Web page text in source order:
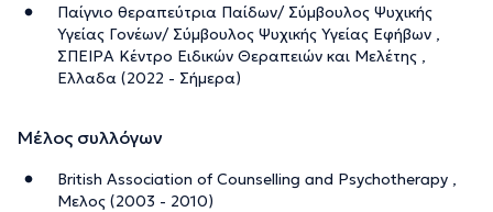
Παίγνιο θεραπεύτρια Παίδων/ Σύμβουλος Ψυχικής
Υγείας Γονέων/ Σύμβουλος Ψυχικής Υγείας Εφήβων ,
ΣΠΕΙΡΑ Κέντρο Ειδικών Θεραπειών και Μελέτης ,
Ελλαδα (2022 - Σήμερα)
Μέλος συλλόγων
British Association of Counselling and Psychotherapy ,
Μελος (2003 - 2010)